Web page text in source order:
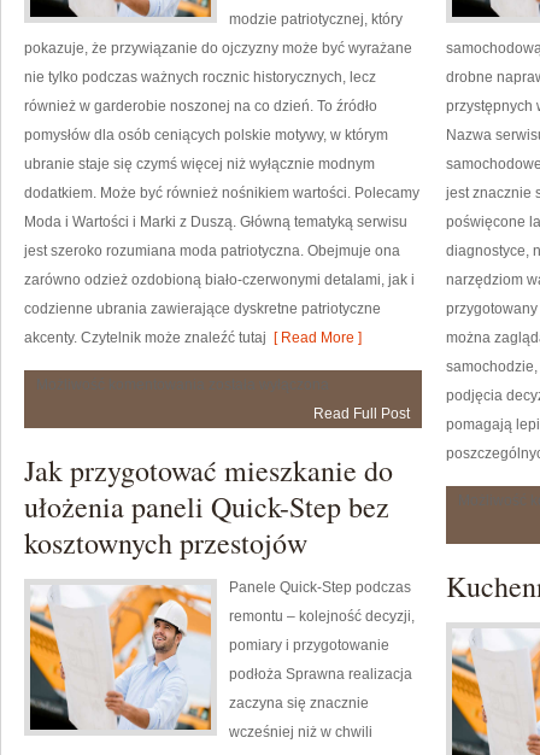
modzie patriotycznej, który
pokazuje, że przywiązanie do ojczyzny może być wyrażane
nie tylko podczas ważnych rocznic historycznych, lecz
również w garderobie noszonej na co dzień. To źródło
pomysłów dla osób ceniących polskie motywy, w którym
ubranie staje się czymś więcej niż wyłącznie modnym
dodatkiem. Może być również nośnikiem wartości. Polecamy
Moda i Wartości i Marki z Duszą. Główną tematyką serwisu
jest szeroko rozumiana moda patriotyczna. Obejmuje ona
zarówno odzież ozdobioną biało-czerwonymi detalami, jak i
codzienne ubrania zawierające dyskretne patriotyczne
akcenty. Czytelnik może znaleźć tutaj [ Read More ]
Read Full Post
drobne
przystępnych
Nazwa
jest znacznie
poświęcone
diagnostyce,
narzędziom
można
podjęcia
pomagają
Jak przygotować mieszkanie do
ułożenia paneli Quick-Step bez
kosztownych przestojów
Panele Quick-Step podczas
remontu – kolejność decyzji,
pomiary i przygotowanie
podłoża Sprawna realizacja
zaczyna się znacznie
wcześniej niż w chwili